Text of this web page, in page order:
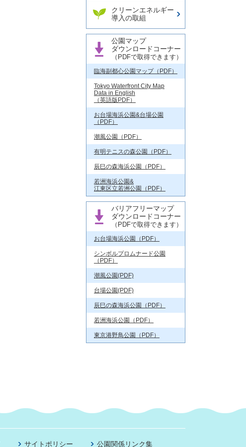
クリーンエネルギー
導入の取組
公園マップ
ダウンロードコーナー
（PDFで取得できます）
臨海副都心公園マップ（PDF）
Tokyo Waterfront City Map
Data in English
（英語版PDF）
お台場海浜公園&台場公園
（PDF）
潮風公園（PDF）
有明テニスの森公園（PDF）
辰巳の森海浜公園（PDF）
若洲海浜公園&
江東区立若洲公園（PDF）
バリアフリーマップ
ダウンロードコーナー
（PDFで取得できます）
お台場海浜公園（PDF）
シンボルプロムナード公園
（PDF）
潮風公園(PDF)
台場公園(PDF)
辰巳の森海浜公園（PDF）
若洲海浜公園（PDF）
東京港野鳥公園（PDF）
サイトポリシー 公園関係リンク集